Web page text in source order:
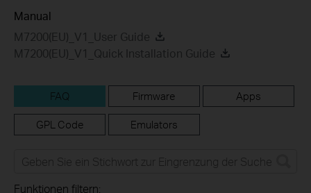
Manual
M7200(EU)_V1_User Guide
M7200(EU)_V1_Quick Installation Guide
FAQ Firmware Apps
GPL Code Emulators
Funktionen filtern: